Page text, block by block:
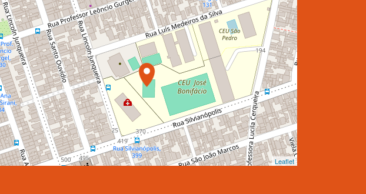
Leaflet